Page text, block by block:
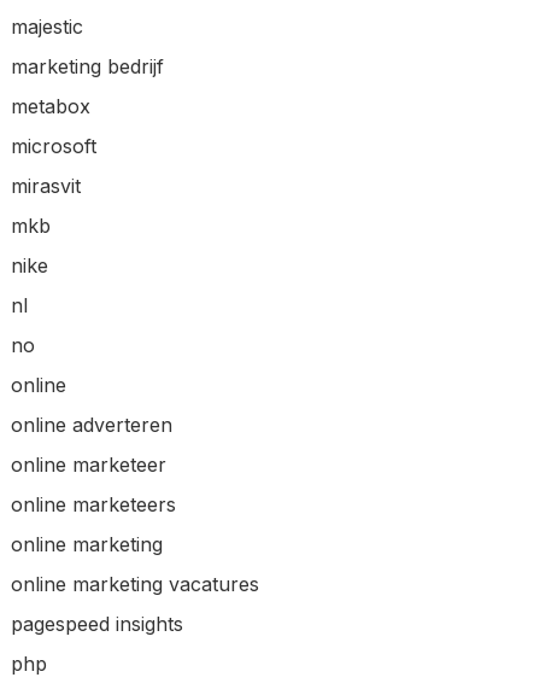
majestic
marketing bedrijf
metabox
microsoft
mirasvit
mkb
nike
nl
no
online
online adverteren
online marketeer
online marketeers
online marketing
online marketing vacatures
pagespeed insights
php